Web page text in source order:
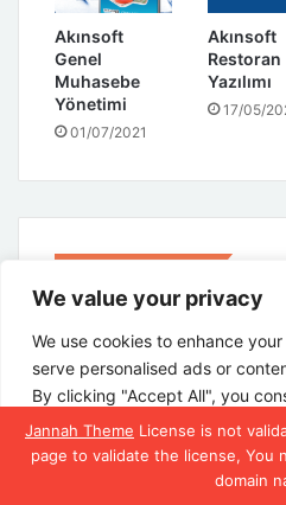
We value your privacy
We use cookies to enhance
serve personalised ads or
By clicking "Accept All", you
Customise Reject
Jannah Theme License is not
page to validate the license, You
domain
Akınsoft
Genel
Muhasebe
Yönetimi
01/07/2021
Akınsoft
Restoran
Yazılımı
17/05/
işaretlenmişlerdir
Y
o
r